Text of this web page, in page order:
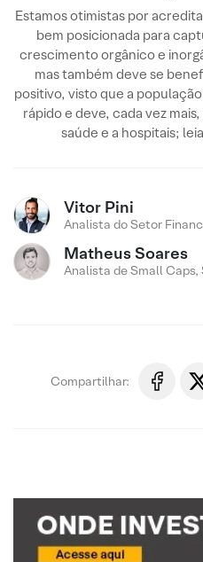
Estamos otimistas por
bem posicionada para
crescimento orgânico e
mas também deve se
positivo, visto que a
rápido e deve, cada vez
saúde e a hospitais;
Vitor Pini
Analista do Setor
Matheus Soares
Analista de Small Caps,
Compartilhar: